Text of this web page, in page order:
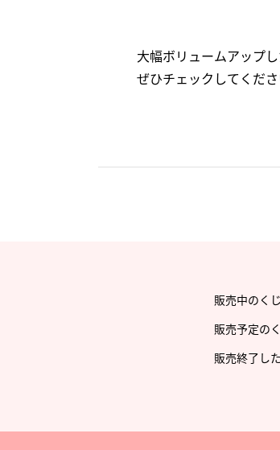
大幅ボリュームアップ
ぜひチェックしてくだ
販売中のく
販売予定の
販売終了し